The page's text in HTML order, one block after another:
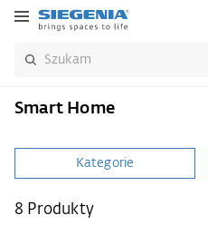
Smart Home
Kategorie
8 Produkty